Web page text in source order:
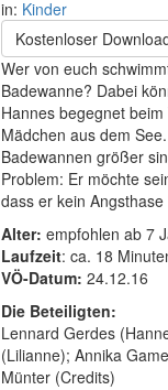
in: Kinder
Kostenloser
Wer von euch
Badewanne? Dabei
Hannes begegnet
Mädchen aus dem
Badewannen größer
Problem: Er möchte
dass er kein Angsthase
Alter: empfohlen ab 7
Laufzeit: ca. 18
VÖ-Datum: 24.12.16
Die Beteiligten:
Lennard Gerdes
(Lilianne); Annika
Münter (Credits)